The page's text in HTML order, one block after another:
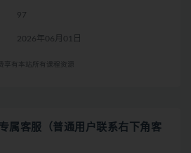
97
2026年06月01日
享有本站所有课程资源
属客服（普通用户联系右下角客